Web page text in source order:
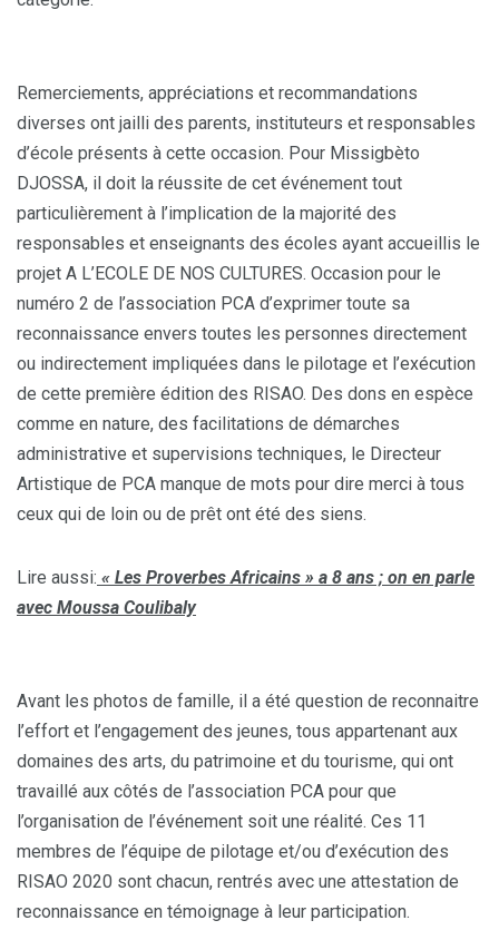
Remerciements, appréciations et recommandations
diverses ont jailli des parents, instituteurs et responsables
d’école présents à cette occasion. Pour Missigbèto
DJOSSA, il doit la réussite de cet événement tout
particulièrement à l’implication de la majorité des
responsables et enseignants des écoles ayant accueillis le
projet A L’ECOLE DE NOS CULTURES. Occasion pour le
numéro 2 de l’association PCA d’exprimer toute sa
reconnaissance envers toutes les personnes directement
ou indirectement impliquées dans le pilotage et l’exécution
de cette première édition des RISAO. Des dons en espèce
comme en nature, des facilitations de démarches
administrative et supervisions techniques, le Directeur
Artistique de PCA manque de mots pour dire merci à tous
ceux qui de loin ou de prêt ont été des siens.
Lire aussi: « Les Proverbes Africains » a 8 ans ; on en parle
avec Moussa Coulibaly
Avant les photos de famille, il a été question de reconnaitre
l’effort et l’engagement des jeunes, tous appartenant aux
domaines des arts, du patrimoine et du tourisme, qui ont
travaillé aux côtés de l’association PCA pour que
l’organisation de l’événement soit une réalité. Ces 11
membres de l’équipe de pilotage et/ou d’exécution des
RISAO 2020 sont chacun, rentrés avec une attestation de
reconnaissance en témoignage à leur participation.